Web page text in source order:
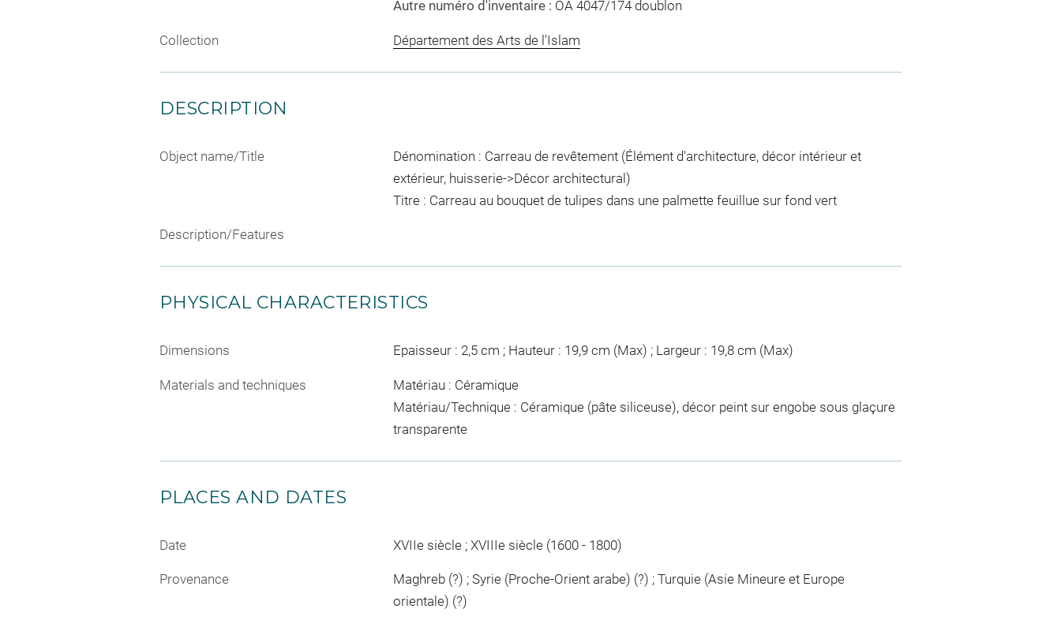
Autre numéro d'inventaire : OA 4047/174 doublon
Collection Département des Arts de l'Islam
DESCRIPTION
Object name/Title
Dénomination : Carreau de revêtement (Élément d'architecture, décor intérieur et
extérieur, huisserie->Décor architectural)
Titre : Carreau au bouquet de tulipes dans une palmette feuillue sur fond vert
Description/Features
PHYSICAL CHARACTERISTICS
Dimensions Epaisseur : 2,5 cm ; Hauteur : 19,9 cm (Max) ; Largeur : 19,8 cm (Max)
Materials and techniques
Matériau : Céramique
Matériau/Technique : Céramique (pâte siliceuse), décor peint sur engobe sous glaçure
transparente
PLACES AND DATES
Date XVIIe siècle ; XVIIIe siècle (1600 - 1800)
Provenance
Maghreb (?) ; Syrie (Proche-Orient arabe) (?) ; Turquie (Asie Mineure et Europe
orientale) (?)